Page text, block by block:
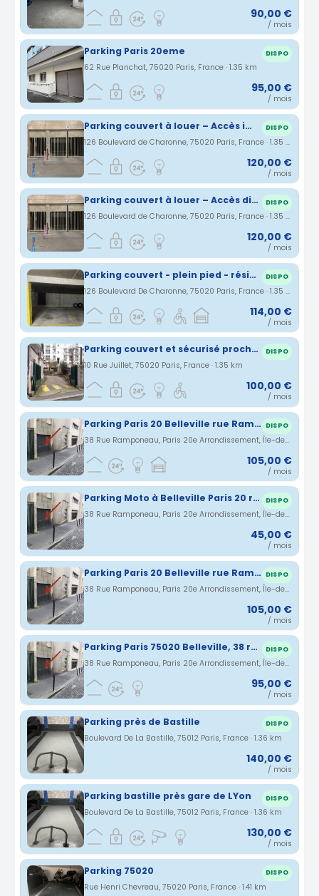
90,00 €
/ mois
Parking Paris 20eme DISPO
62 Rue Planchat, 75020 Paris, France · 1.35 km
95,00 €
/ mois
Parking couvert à louer – Accès immédiat Bd de Charonne – Métro Alexandre Dumas (2 min) DISPO
126 Boulevard de Charonne, 75020 Paris, France · 1.35 km
120,00 €
/ mois
Parking couvert à louer – Accès direct Bd de Charonne – Métro Alexandre Dumas (2 min) DISPO
126 Boulevard de Charonne, 75020 Paris, France · 1.35 km
120,00 €
/ mois
Parking couvert - plein pied - résidence sécurisée DISPO
126 Boulevard De Charonne, 75020 Paris, France · 1.35 km
114,00 €
/ mois
Parking couvert et sécurisé proche des métros Gambetta et Ménilmontant. DISPO
10 Rue Juillet, 75020 Paris, France · 1.35 km
100,00 €
/ mois
Parking Paris 20 Belleville rue Ramponeau DISPO
38 Rue Ramponeau, Paris 20e Arrondissement, Île-de-France, France · 1.36 km
105,00 €
/ mois
Parking Moto à Belleville Paris 20 rue Ramponeau DISPO
38 Rue Ramponeau, Paris 20e Arrondissement, Île-de-France, France · 1.36 km
45,00 €
/ mois
Parking Paris 20 Belleville rue Ramponeau DISPO
38 Rue Ramponeau, Paris 20e Arrondissement, Île-de-France, France · 1.36 km
105,00 €
/ mois
Parking Paris 75020 Belleville, 38 rue Ramponeau DISPO
38 Rue Ramponeau, Paris 20e Arrondissement, Île-de-France, France · 1.36 km
95,00 €
/ mois
Parking près de Bastille DISPO
Boulevard De La Bastille, 75012 Paris, France · 1.36 km
140,00 €
/ mois
Parking bastille près gare de LYon DISPO
Boulevard De La Bastille, 75012 Paris, France · 1.36 km
130,00 €
/ mois
Parking 75020 DISPO
Rue Henri Chevreau, 75020 Paris, France · 1.41 km